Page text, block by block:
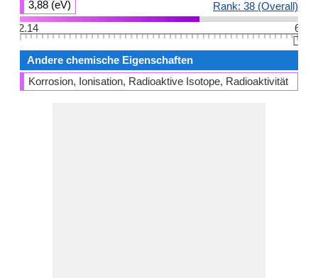
3,88 (eV)
Rank: 38 (Overall)
2.14
6
👆🏻
Andere chemische Eigenschaften
Korrosion, Ionisation, Radioaktive Isotope, Radioaktivität